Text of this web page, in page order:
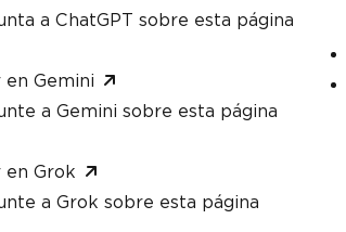
a ChatGPT sobre esta página
Gemini
a Gemini sobre esta página
Grok
a Grok sobre esta página